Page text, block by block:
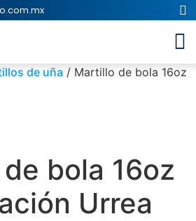
de uña / Martillo de bola 16oz
bola 16oz
Urrea